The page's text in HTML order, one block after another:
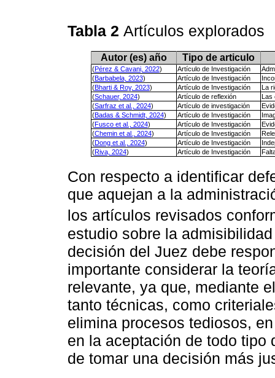
Tabla 2 Artículos explorados
Autor (es) año Tipo de articulo
(Pérez & Cavani, 2022) Artículo de Investigación
(Barbabela, 2023) Artículo de Investigación
(Bharti & Roy, 2023) Artículo de Investigación
La
(Schauer, 2024) Artículo de reflexión
(Sarfraz et al., 2024) Artículo de investigación
(Badas & Schmidt, 2024) Artículo de Investigación
(Fusco et al., 2024) Artículo de Investigación
(Chemin et al., 2024) Artículo de Investigación
(Dong et al., 2024) Artículo de Investigación
(Riva, 2024) Artículo de Investigación
Con respecto a identificar
que aquejan a la
los artículos revisados
estudio sobre la
decisión del Juez debe
importante considerar la
relevante, ya que, mediante
tanto técnicas, como
elimina procesos tediosos,
en la aceptación de todo tipo
de tomar una decisión más